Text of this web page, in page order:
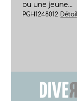
ou une jeune...
PGH1248012 Détail